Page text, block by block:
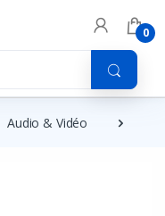
0
Audio & Vidéo